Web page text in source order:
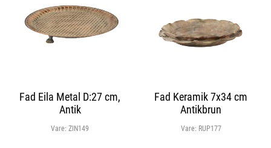
Fad Eila Metal D:27 cm,
Antik
Vare:ZIN149
Fad Keramik 7x34 cm
Antikbrun
Vare: RUP177